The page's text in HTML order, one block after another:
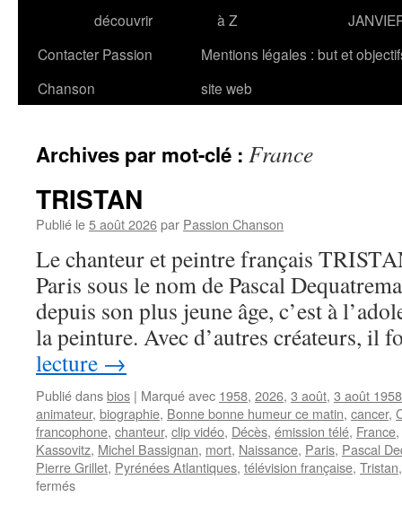
découvrir
à Z
Contacter Passion
Chanson
Mentions légales : but et
site web
Archives par mot-clé : France
TRISTAN
Publié le5 août 2026par Passion Chanson
Le chanteur et peintre français
Paris sous le nom de Pascal
depuis son plus jeune âge, c’est à
la peinture. Avec d’autres créateurs,
lecture →
Publié dansbios | Marqué avec 1958, 2026, 3 août, 3 août 1958
animateur, biographie, Bonne bonne humeur ce matin, cancer,
francophone, chanteur, clip vidéo, Décès, émission télé, France,
Kassovitz, Michel Bassignan, mort, Naissance, Paris, Pascal
Pierre Grillet, Pyrénées Atlantiques, télévision française, Tristan
ferméssur